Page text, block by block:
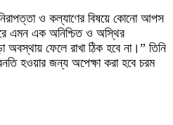
নিরাপত্তা ও কল্যাণের বিষয়ে কোনো আপস
এমন এক অনিশ্চিত ও অস্থির
অবস্থায় ফেলে রাখা ঠিক হবে না।” তিনি
হওয়ার জন্য অপেক্ষা করা হবে চরম